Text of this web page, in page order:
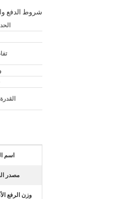
شروط الدفع
اسم
مصدر
وزن الرفع